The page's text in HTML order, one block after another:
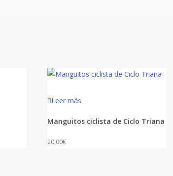
Leer más
Manguitos ciclista de Ciclo Triana
20,00€